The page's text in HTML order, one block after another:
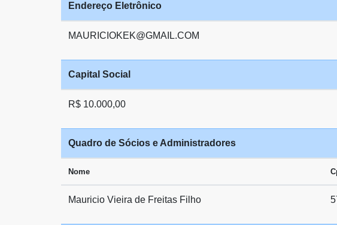
Endereço Eletrônico
MAURICIOKEK@GMAIL.COM
Capital Social
R$ 10.000,00
Quadro de Sócios e Administradores
Nome
Mauricio Vieira de Freitas Filho